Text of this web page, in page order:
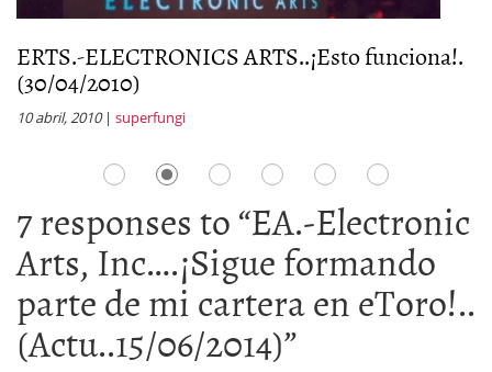
ERTS.-ELECTRONICS ARTS..¡Esto funciona!.
(30/04/2010)
10 abril, 2010| superfungi
7 responses to “EA.-Electronic
Arts, Inc….¡Sigue formando
parte de mi cartera en eToro!..
(Actu..15/06/2014)”